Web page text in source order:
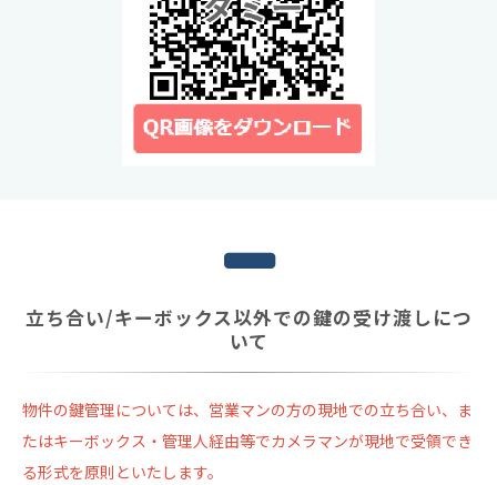
立ち合い/キーボックス以外での鍵の受け渡しにつ
いて
物件の鍵管理については、営業マンの方の現地での立ち合い、ま
たはキーボックス・管理人経由等でカメラマンが現地で受領でき
る形式を原則といたします。